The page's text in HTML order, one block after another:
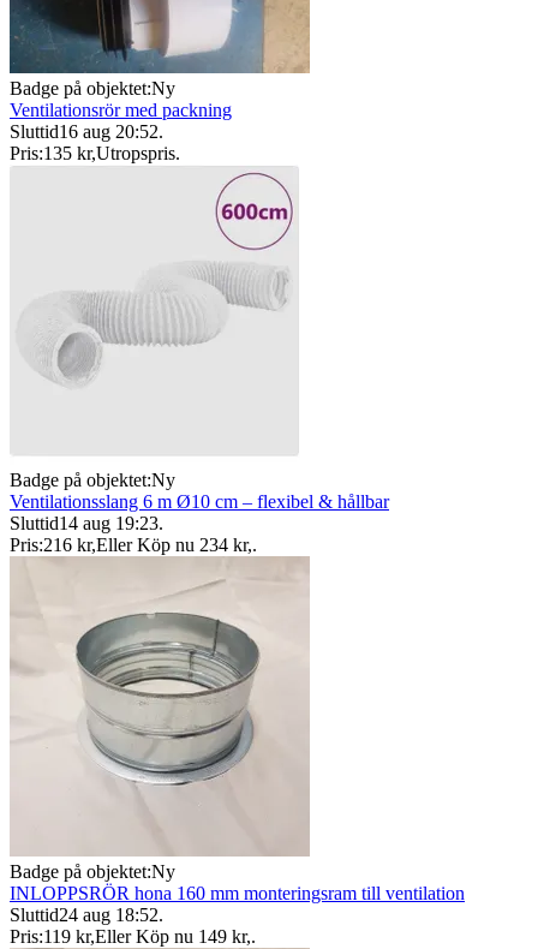
Badge på objektet:Ny
Ventilationsrör med packning
Sluttid16 aug 20:52.
Pris:135 kr,Utropspris.
Badge på objektet:Ny
Ventilationsslang 6 m Ø10 cm – flexibel & hållbar
Sluttid14 aug 19:23.
Pris:216 kr,Eller Köp nu 234 kr,.
Badge på objektet:Ny
INLOPPSRÖR hona 160 mm monteringsram till ventilation
Sluttid24 aug 18:52.
Pris:119 kr,Eller Köp nu 149 kr,.